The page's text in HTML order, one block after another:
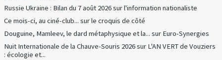
Russie Ukraine : Bilan du 7 août 2026surl'information nationaliste
Ce mois-ci, au ciné-club... surle croquis de côté
Douguine, Mamleev, le dard métaphysique et la... sur Euro-Synergies
Nuit Internationale de la Chauve-Souris 2026sur L'AN VERT de Vouziers
: écologie et...